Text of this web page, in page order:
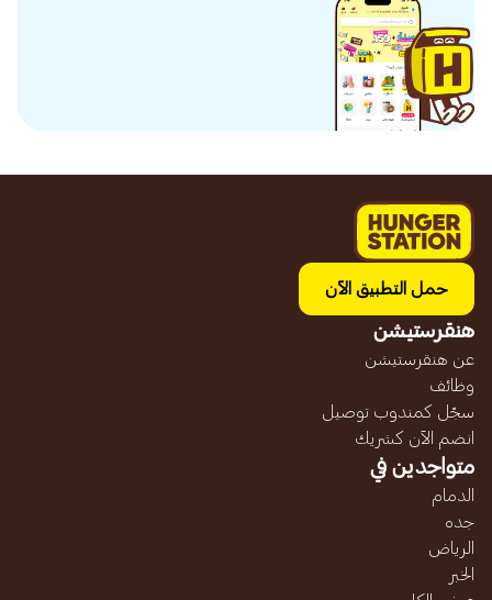
حمل التطبيق الآن
هنقرستيشن
عن هنقرستيشن
وظائف
سجّل كمندوب توصيل
انضم الآن كشريك
متواجدين في
الدمام
جده
الرياض
الخبر